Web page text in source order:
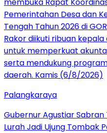
Palangkaraya
Gubernur Agustiar
Lurah Jadi Ujung Tombak